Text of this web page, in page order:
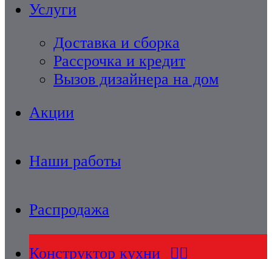
Услуги
Доставка и сборка
Рассрочка и кредит
Вызов дизайнера на дом
Акции
Наши работы
Распродажа
Конструктор кухни